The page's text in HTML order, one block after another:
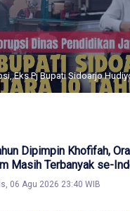
Eks Pj Bupati Sidoarjo
Dipimpin Khofifah,
Masih Terbanyak se-
06 Agu 2026 23:40 WIB